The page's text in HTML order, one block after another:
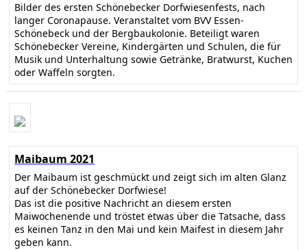
Bilder des ersten Schönebecker Dorfwiesenfests, nach
langer Coronapause. Veranstaltet vom BVV Essen-
Schönebeck und der Bergbaukolonie. Beteiligt waren
Schönebecker Vereine, Kindergärten und Schulen, die für
Musik und Unterhaltung sowie Getränke, Bratwurst, Kuchen
oder Waffeln sorgten.
Maibaum 2021
Der Maibaum ist geschmückt und zeigt sich im alten Glanz
auf der Schönebecker Dorfwiese!
Das ist die positive Nachricht an diesem ersten
Maiwochenende und tröstet etwas über die Tatsache, dass
es keinen Tanz in den Mai und kein Maifest in diesem Jahr
geben kann.